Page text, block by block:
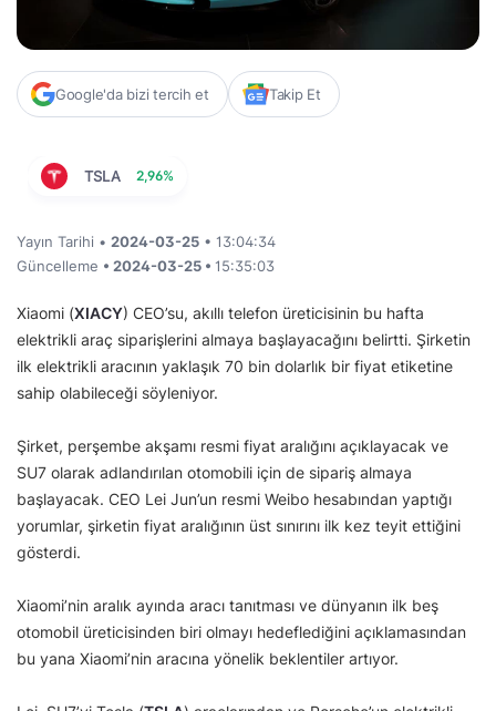
Google'da bizi tercih et Takip Et
TSLA 2,96%
Yayın Tarihi • 2024-03-25 • 13:04:34
Güncelleme • 2024-03-25 • 15:35:03
Xiaomi (XIACY) CEO’su, akıllı telefon üreticisinin bu hafta
elektrikli araç siparişlerini almaya başlayacağını belirtti. Şirketin
ilk elektrikli aracının yaklaşık 70 bin dolarlık bir fiyat etiketine
sahip olabileceği söyleniyor.
Şirket, perşembe akşamı resmi fiyat aralığını açıklayacak ve
SU7 olarak adlandırılan otomobili için de sipariş almaya
başlayacak. CEO Lei Jun’un resmi Weibo hesabından yaptığı
yorumlar, şirketin fiyat aralığının üst sınırını ilk kez teyit ettiğini
gösterdi.
Xiaomi’nin aralık ayında aracı tanıtması ve dünyanın ilk beş
otomobil üreticisinden biri olmayı hedeflediğini açıklamasından
bu yana Xiaomi’nin aracına yönelik beklentiler artıyor.